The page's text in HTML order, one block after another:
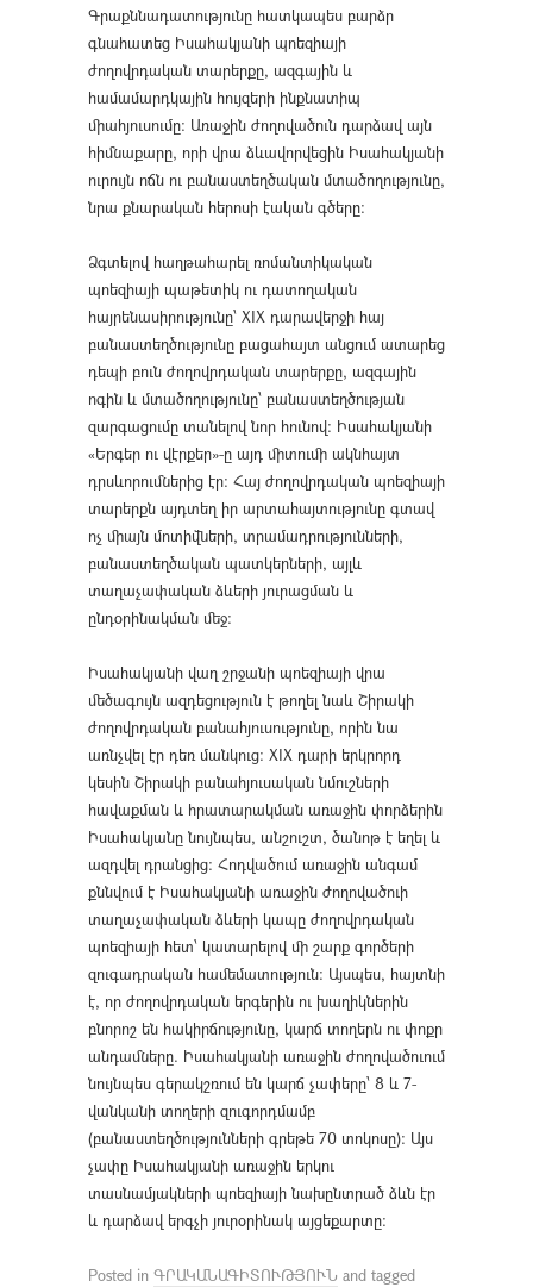
Գրաքննադատությունը հատկապես բարձր
գնահատեց Իսահակյանի պոեզիայի
ժողովրդական տարերքը, ազգային և
համամարդկային հույզերի ինքնատիպ
միահյուսումը։ Առաջին ժողովածուն դարձավ այն
հիմնաքարը, որի վրա ձևավորվեցին Իսահակյանի
ուրույն ոճն ու բանաստեղծական մտածողությունը,
նրա քնարական հերոսի էական գծերը։
Ձգտելով հաղթահարել ռոմանտիկական
պոեզիայի պաթետիկ ու դատողական
հայրենասիրությունը՝ XIX դարավերջի հայ
բանաստեղծությունը բացահայտ անցում ատարեց
դեպի բուն ժողովրդական տարերքը, ազգային
ոգին և մտածողությունը՝ բանաստեղծության
զարգացումը տանելով նոր հունով։ Իսահակյանի
«Երգեր ու վէրքեր»-ը այդ միտումի ակնհայտ
դրսևորումներից էր։ Հայ ժողովրդական պոեզիայի
տարերքն այդտեղ իր արտահայտությունը գտավ
ոչ միայն մոտիվների, տրամադրությունների,
բանաստեղծական պատկերների, այլև
տաղաչափական ձևերի յուրացման և
ընդօրինակման մեջ։
Իսահակյանի վաղ շրջանի պոեզիայի վրա
մեծագույն ազդեցություն է թողել նաև Շիրակի
ժողովրդական բանահյուսությունը, որին նա
առնչվել էր դեռ մանկուց։ XIX դարի երկրորդ
կեսին Շիրակի բանահյուսական նմուշների
հավաքման և հրատարակման առաջին փորձերին
Իսահակյանը նույնպես, անշուշտ, ծանոթ է եղել և
ազդվել դրանցից։ Հոդվածում առաջին անգամ
քննվում է Իսահակյանի առաջին ժողովածուի
տաղաչափական ձևերի կապը ժողովրդական
պոեզիայի հետ՝ կատարելով մի շարք գործերի
զուգադրական համեմատություն։ Այսպես, հայտնի
է, որ ժողովրդական երգերին ու խաղիկներին
բնորոշ են հակիրճությունը, կարճ տողերն ու փոքր
անդամները. Իսահակյանի առաջին ժողովածուում
նույնպես գերակշռում են կարճ չափերը՝ 8 և 7-
վանկանի տողերի զուգորդմամբ
(բանաստեղծությունների գրեթե 70 տոկոսը)։ Այս
չափը Իսահակյանի առաջին երկու
տասնամյակների պոեզիայի նախընտրած ձևն էր
և դարձավ երգչի յուրօրինակ այցեքարտը։
Posted in ԳՐԱԿԱՆԱԳԻՏՈՒԹՅՈՒՆ and tagged